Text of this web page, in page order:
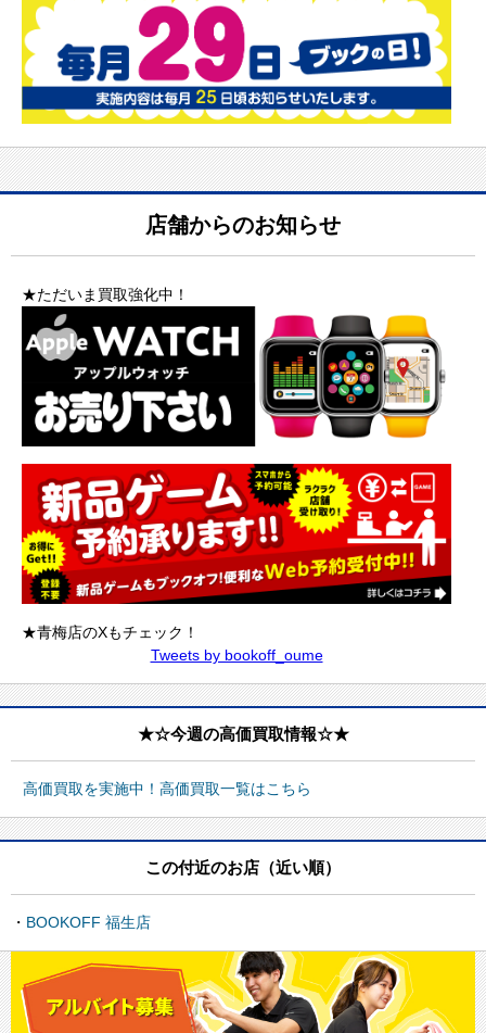
店舗からのお知らせ
★ただいま買取強化中！
★青梅店のXもチェック！
Tweets by bookoff_oume
★☆今週の高価買取情報☆★
高価買取を実施中！高価買取一覧はこちら
この付近のお店（近い順）
BOOKOFF 福生店